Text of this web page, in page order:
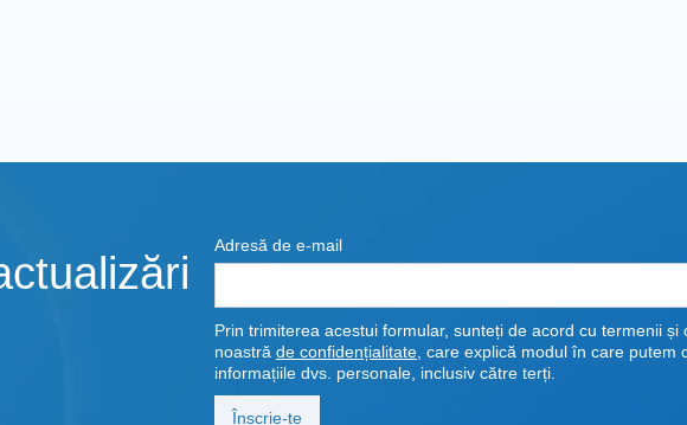
Adresă de e-mail
Prin trimiterea acestui formular, sunteți de acord cu termenii și
noastră de confidențialitate , care explică modul în care putem
informațiile dvs. personale, inclusiv către terți.